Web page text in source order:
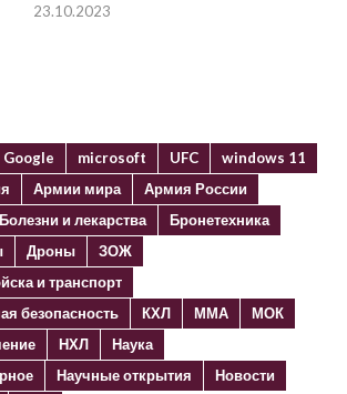
23.10.2023
Google microsoft UFC
windows 11
Армии мира
Армия России
Болезни и лекарства
Бронетехника
Дроны
ЗОЖ
и транспорт
безопасность
КХЛ ММА
МОК
НХЛ
Наука
Научные открытия
Новости